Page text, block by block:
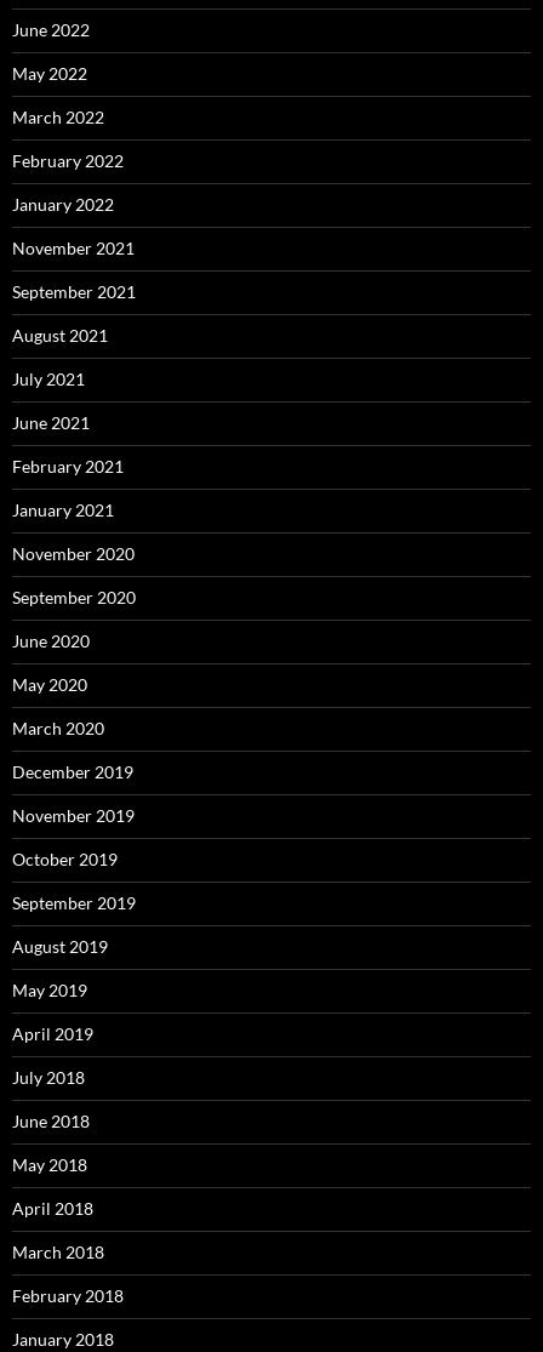
June 2022
May 2022
March 2022
February 2022
January 2022
November 2021
September 2021
August 2021
July 2021
June 2021
February 2021
January 2021
November 2020
September 2020
June 2020
May 2020
March 2020
December 2019
November 2019
October 2019
September 2019
August 2019
May 2019
April 2019
July 2018
June 2018
May 2018
April 2018
March 2018
February 2018
January 2018